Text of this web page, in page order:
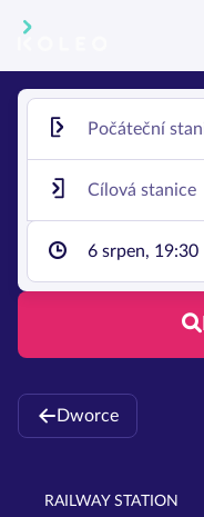
6 srpen, 19:30
Dworce
RAILWAY STATION